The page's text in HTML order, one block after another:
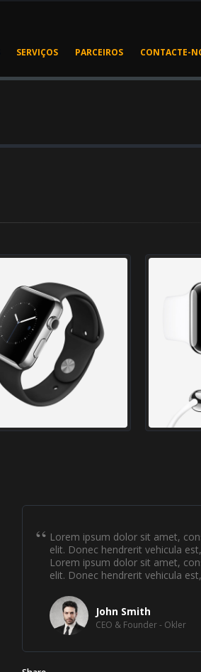
SERVIÇOS PARCEIROS CONTACTE-
Lorem ipsum dolor sit amet,
elit. Donec hendrerit vehicula
Lorem ipsum dolor sit amet,
elit. Donec hendrerit vehicula
John Smith
CEO & Founder - Okler